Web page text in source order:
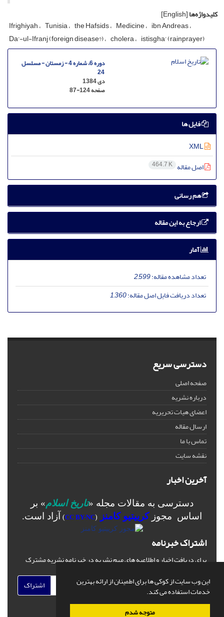
این وب سایت از کوکی ها برای اطمینان از ارائه بهترین
خدمات استفاده می کند.
متوجه شدم
کلیدواژه‌ها[English]
Ifrighiyah Tunisia the Hafsids Medicine ibn Andreas
Da'-ul-Ifranj (foreign disease?) cholera istisgha' (rainprayer)
دوره 6، شماره 4 - زمستان - مسلسل
24
دی 1384
صفحه87-124
فایل ها
اصل مقاله 464.7 K
هم رسانی
ارجاع به این مقاله
آمار
تعداد مشاهده مقاله:2,599
تعداد دریافت فایل اصل مقاله:1,360
دسترسی سریع
صفحه اصلی
درباره نشریه
اعضای هیات تحریریه
ارسال مقاله
تماس با ما
نقشه سایت
آخرین اخبار
دسترسی به مقالات مجله «تاریخ اسلام» بر
اساس مجوزکرییتیو کامنز (
CC BY-NC
) آزاد است.
اشتراک خبرنامه
برای دریافت اخبار و اطلاعیه های مهم نشریه در خبرنامه نشریه مشترک
اشتراک